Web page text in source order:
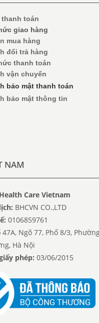
toán
giao hàng
mua hàng
đổi trả hàng
thanh toán
vận chuyển
bảo mật thanh toán
bảo mật thông tin
NAM
Care Vietnam
BHCVN CO.,LTD
0106859761
47A, Ngõ 77, Phố 8/3,
Hà Nội
phép: 03/06/2015